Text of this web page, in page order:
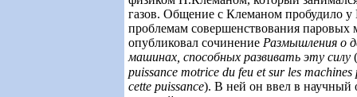
газов. Общение с Клеманом пробудило у
проблемам совершенствования
опубликовал сочинение Размышления о
машинах, способных развивать эту силу (
puissance motrice du feu et sur les
cette puissance). В ней он ввел в научный